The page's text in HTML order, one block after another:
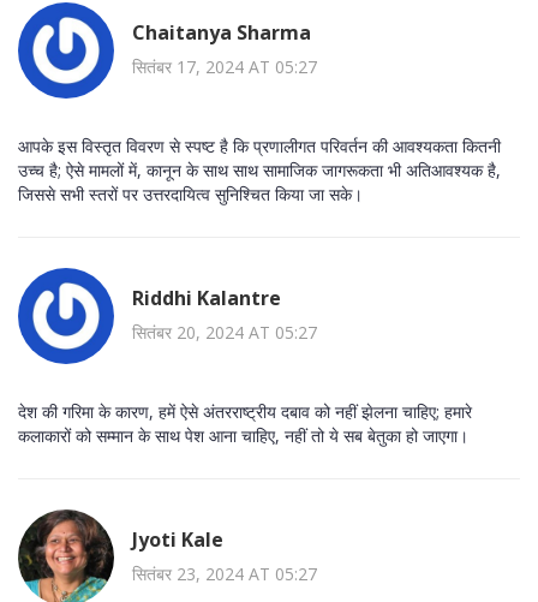
Chaitanya Sharma
सितंबर 17, 2024 AT 05:27
आपके इस विस्तृत विवरण से स्पष्ट है कि प्रणालीगत परिवर्तन की आवश्यकता कितनी
उच्च है; ऐसे मामलों में, कानून के साथ साथ सामाजिक जागरूकता भी अतिआवश्यक है,
जिससे सभी स्तरों पर उत्तरदायित्व सुनिश्चित किया जा सके।
Riddhi Kalantre
सितंबर 20, 2024 AT 05:27
देश की गरिमा के कारण, हमें ऐसे अंतरराष्ट्रीय दबाव को नहीं झेलना चाहिए; हमारे
कलाकारों को सम्मान के साथ पेश आना चाहिए, नहीं तो ये सब बेतुका हो जाएगा।
Jyoti Kale
सितंबर 23, 2024 AT 05:27